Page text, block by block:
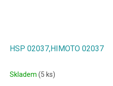
HSP 02037,HIMOTO 02037
Skladem (5 ks)